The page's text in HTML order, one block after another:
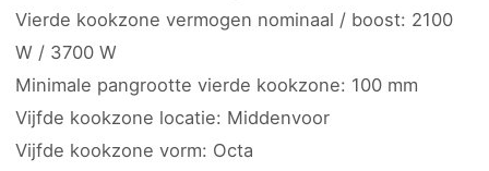
Vierde kookzone vermogen nominaal / boost: 2100
W / 3700 W
Minimale pangrootte vierde kookzone: 100 mm
Vijfde kookzone locatie: Middenvoor
Vijfde kookzone vorm: Octa